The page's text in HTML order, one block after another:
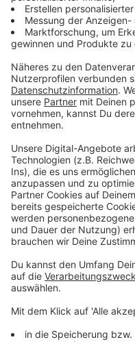
dem Quartier fallen.
gebrochenen Ärmchen
werden sie in der
demnach auch viele
waren hier 18
Pflege.
Pflege der
Anzeige
Die Leverkusener
Katzenaufzucht-Milch
stark genug sind und
Unterstützung. Zum
kann man sich